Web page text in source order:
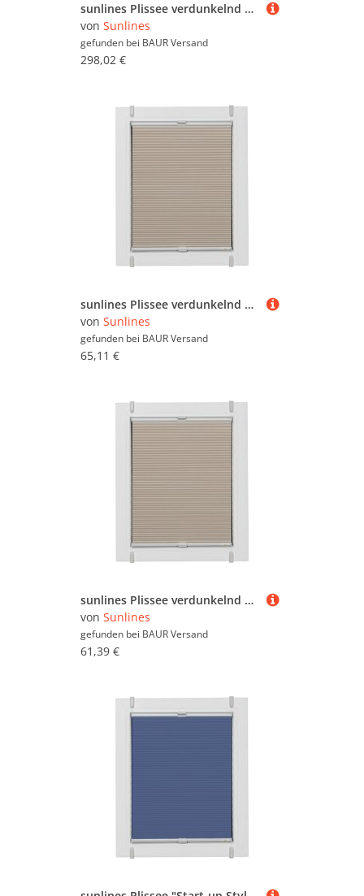
sunlines Plissee verdunkelnd energiesparend ohne Bohren verspannt verspannt mit Simply-Fix Klemmträger, Wabenplissee, nach Maß
von Sunlines
gefunden bei BAUR Versand
298,02 €
sunlines Plissee verdunkelnd energiesparend ohne Bohren verspannt verspannt mit Simply-Fix Klemmträger, Wabenplissee, nach Maß
von Sunlines
gefunden bei BAUR Versand
65,11 €
sunlines Plissee verdunkelnd energiesparend ohne Bohren verspannt verspannt mit Simply-Fix Klemmträger, Wabenplissee, nach Maß
von Sunlines
gefunden bei BAUR Versand
61,39 €